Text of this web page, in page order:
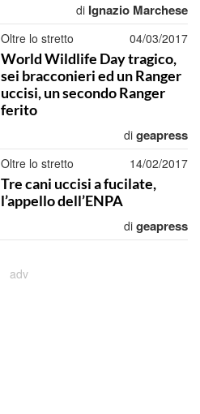
di Ignazio Marchese
Oltre lo stretto 04/03/2017
World Wildlife Day tragico,
sei bracconieri ed un Ranger
uccisi, un secondo Ranger
ferito
di geapress
Oltre lo stretto 14/02/2017
Tre cani uccisi a fucilate,
l’appello dell’ENPA
di geapress